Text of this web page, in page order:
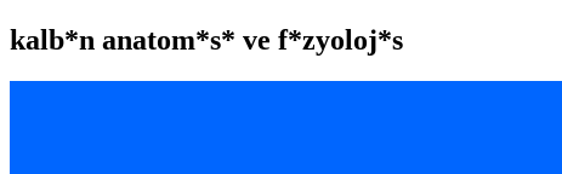
kalb*n anatom*s* ve f*zyoloj*s